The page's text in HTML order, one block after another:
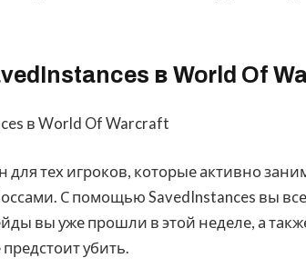
в World Of
для тех игроков, которые активно
С помощью SavedInstances вы
вы уже прошли в этой неделе, а
убить.